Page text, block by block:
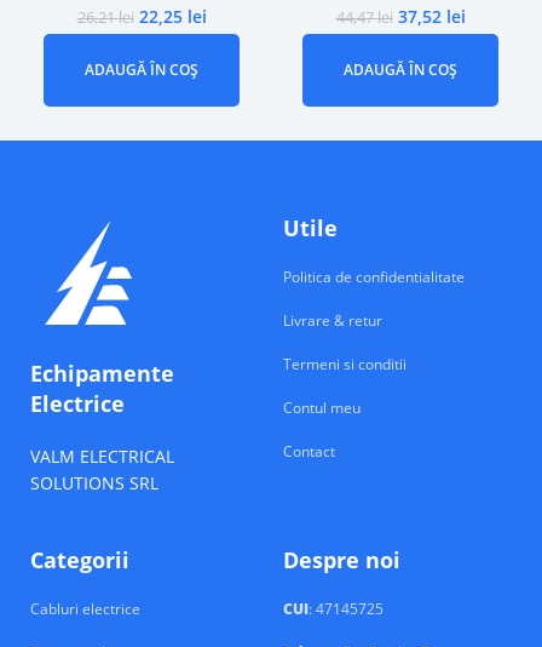
26,21lei 22,25 lei
ADAUGĂ ÎN COȘ
44,47lei 37,52 lei
ADAUGĂ ÎN COȘ
Echipamente
Electrice
VALM ELECTRICAL
SOLUTIONS SRL
Utile
Politica de confidentialitate
Livrare & retur
Termeni si conditii
Contul meu
Contact
Categorii
Cabluri electrice
Despre noi
CUI: 47145725